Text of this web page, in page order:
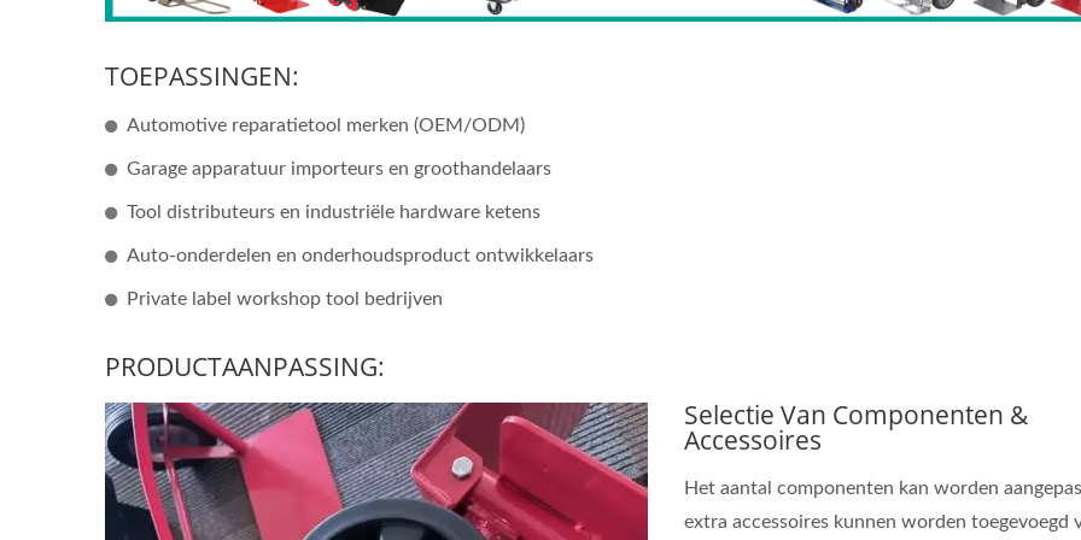
TOEPASSINGEN:
Automotive reparatietool merken (OEM/ODM)
Garage apparatuur importeurs en groothandelaars
Tool distributeurs en industriële hardware ketens
Auto-onderdelen en onderhoudsproduct ontwikkelaars
Private label workshop tool bedrijven
PRODUCTAANPASSING:
Selectie Van Componenten &
Accessoires
Het aantal componenten kan worden
extra accessoires kunnen worden toegevoegd